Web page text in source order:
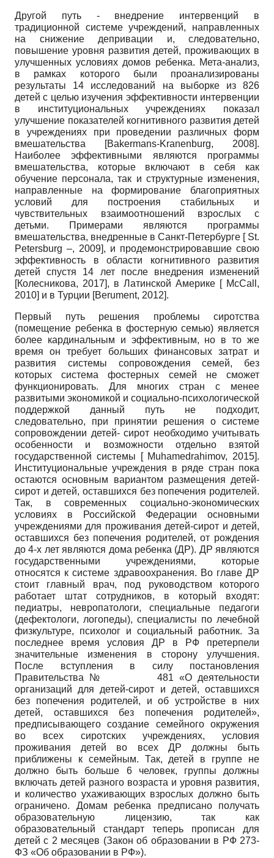
Другой путь - внедрение интервенций в
традиционной системе учреждений, направленных
на снижение депривации и, следовательно,
повышение уровня развития детей, проживающих в
улучшенных условиях домов ребенка. Мета-анализ,
в рамках которого были проанализированы
результаты 14 исследований на выборке из 826
детей с целью изучения эффективности интервенции
в институциональных учреждениях показал
улучшение показателей когнитивного развития детей
в учреждениях при проведении различных форм
вмешательства
[Bakermans-Kranenburg, 2008].
Наиболее эффективными являются программы
вмешательства, которые включают в себя как
обучение персонала, так и структурные изменения,
направленные на формирование благоприятных
условий для построения стабильных и
чувствительных взаимоотношений взрослых с
детьми. Примерами являются программы
вмешательства, внедренные в Санкт-Петербурге [St.
Petersburg –, 2009], и продемонстрировавшие свою
эффективность в области когнитивного развития
детей спустя 14 лет после внедрения изменений
[Колесникова, 2017], в Латинской Америке [McCall,
2010] и в Турции [Berument, 2012].
Первый путь решения проблемы сиротства
(помещение ребенка в фостерную семью) является
более кардинальным и эффективным, но в то же
время он требует больших финансовых затрат и
развития системы сопровождения семей, без
которых система фостерных семей не сможет
функционировать. Для многих стран с менее
развитыми экономикой и социально-психологической
поддержкой данный путь не подходит,
следовательно, при принятии решения о системе
сопровождении детей- сирот необходимо учитывать
особенности и возможности отдельно взятой
государственной системы
[Muhamedrahimov, 2015].
Институциональные учреждения в ряде стран пока
остаются основным вариантом размещения детей-
сирот и детей, оставшихся без попечения родителей.
Так, в современных социально-экономических
условиях в Российской Федерации основными
учреждениями для проживания детей-сирот и детей,
оставшихся без попечения родителей, от рождения
до 4-х лет являются дома ребенка (ДР). ДР являются
государственными учреждениями, которые
относятся к системе здравоохранения. Во главе ДР
стоит главный врач, под руководством которого
работает штат сотрудников, в который входят:
педиатры, невропатологи, специальные педагоги
(дефектологи, логопеды), специалисты по лечебной
физкультуре, психолог и социальный работник. За
последнее время условия ДР в РФ претерпели
значительные изменения в сторону улучшения.
После вступления в силу постановления
Правительства № 481 «О деятельности
организаций для детей-сирот и детей, оставшихся
без попечения родителей, и об устройстве в них
детей, оставшихся без попечения родителей»,
предписывающего создание семейного окружения
во всех сиротских учреждениях, условия
проживания детей во всех ДР должны быть
приближены к семейным. Так, детей в группе не
должно быть больше 6 человек, группы должны
включать детей разного возраста и уровня развития,
и количество ухаживающих взрослых должно быть
ограничено. Домам ребенка предписано получать
образовательную лицензию, так как
образовательный стандарт теперь прописан для
детей с 2 месяцев (Закон об образовании в РФ 273-
ФЗ «Об образовании в РФ»).